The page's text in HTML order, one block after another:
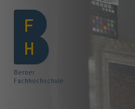
Berner
Fachhochschule